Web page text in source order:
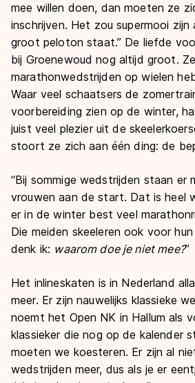
mee willen doen, dan moeten ze
inschrijven. Het zou supermooi zijn
groot peloton staat.” De liefde
bij Groenewoud nog altijd groot.
marathonwedstrijden op wielen
Waar veel schaatsers de
voorbereiding zien op de winter,
juist veel plezier uit de
stoort ze zich aan één ding: de
“Bij sommige wedstrijden staan er
vrouwen aan de start. Dat is heel
er in de winter best veel
Die meiden skeeleren ook voor
denk ik: waarom doe je niet mee?”
Het inlineskaten is in Nederland
meer. Er zijn nauwelijks klassieke
noemt het Open NK in Hallum als
klassieker die nog op de kalender
moeten we koesteren. Er zijn al
wedstrijden meer, dus als je er